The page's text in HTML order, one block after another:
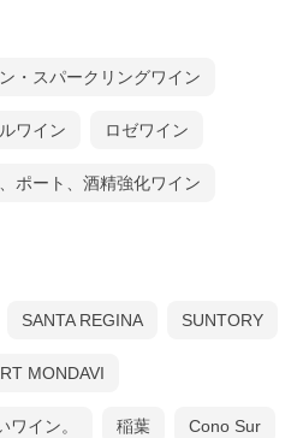
・スパークリングワイン
ワイン ロゼワイン
ポート、酒精強化ワイン
SANTA REGINA SUNTORY
MONDAVI
イン。 稲葉 Cono Sur